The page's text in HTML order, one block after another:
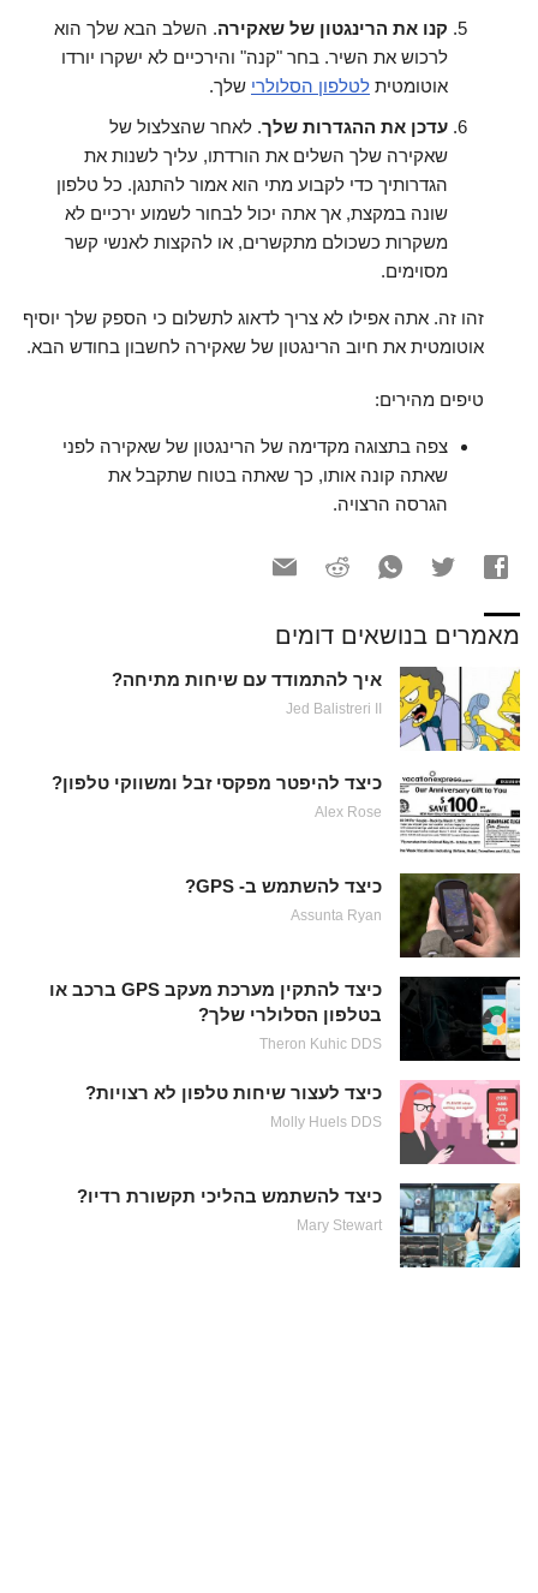
קנו את הרינגטון של שאקירה. השלב הבא שלך הוא
לרכוש את השיר. בחר "קנה" והירכיים לא ישקרו יורדו
אוטומטית לטלפון הסלולרי שלך.
עדכן את ההגדרות שלך. לאחר שהצלצול של
שאקירה שלך השלים את הורדתו, עליך לשנות את
הגדרותיך כדי לקבוע מתי הוא אמור להתנגן. כל טלפון
שונה במקצת, אך אתה יכול לבחור לשמוע ירכיים לא
משקרות כשכולם מתקשרים, או להקצות לאנשי קשר
מסוימים.
זהו זה. אתה אפילו לא צריך לדאוג לתשלום כי הספק שלך יוסיף
אוטומטית את חיוב הרינגטון של שאקירה לחשבון בחודש הבא.
טיפים מהירים:
צפה בתצוגה מקדימה של הרינגטון של שאקירה לפני
שאתה קונה אותו, כך שאתה בטוח שתקבל את
הגרסה הרצויה.
מאמרים בנושאים דומים
איך להתמודד עם שיחות מתיחה?
Jed Balistreri II
כיצד להיפטר מפקסי זבל ומשווקי טלפון?
Alex Rose
כיצד להשתמש ב- GPS?
Assunta Ryan
כיצד להתקין מערכת מעקב GPS ברכב או
בטלפון הסלולרי שלך?
Theron Kuhic DDS
כיצד לעצור שיחות טלפון לא רצויות?
Molly Huels DDS
כיצד להשתמש בהליכי תקשורת רדיו?
Mary Stewart